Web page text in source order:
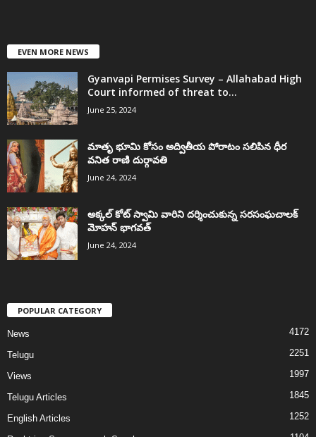
EVEN MORE NEWS
Gyanvapi Permises Survey – Allahabad High
Court informed of threat to...
June 25, 2024
మాతృ భూమి కోసం అద్వితీయ పోరాటం సలిపిన ధీర
వనిత రాణి దుర్గావతి
June 24, 2024
అక్కల్‌ కోట్‌ స్వామి వారిని దర్శించుకున్న సరసంఘచాలక్
మోహన్ భాగవత్
June 24, 2024
POPULAR CATEGORY
News 4172
Telugu 2251
Views 1997
Telugu Articles 1845
English Articles 1252